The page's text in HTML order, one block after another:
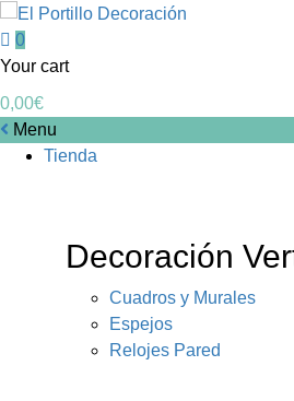
0
Your cart
0,00€
Menu
Tienda
Decoración
Cuadros y Murales
Espejos
Relojes Pared